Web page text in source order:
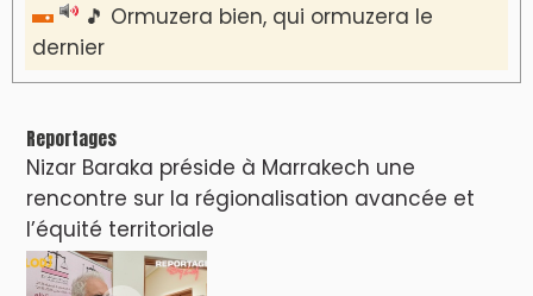
🎵 Ormuzera bien, qui ormuzera le
dernier
Reportages
Nizar Baraka préside à Marrakech une
rencontre sur la régionalisation avancée et
l’équité territoriale